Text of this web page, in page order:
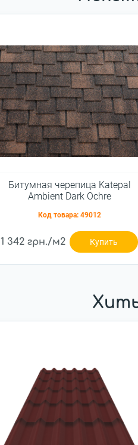
Битумная черепица Katepal
Ambient Dark Ochre
Код товара: 49012
1 342 грн./м2 Купить